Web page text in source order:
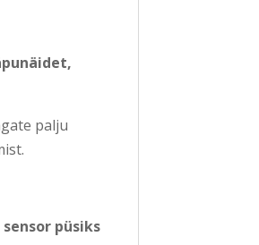
palju
püsiks